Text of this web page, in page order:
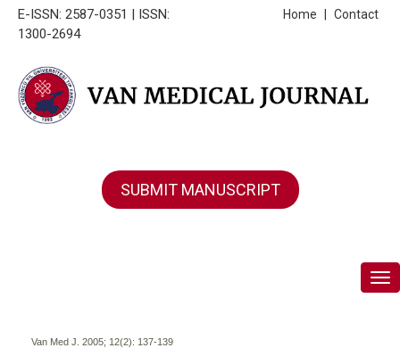
E-ISSN: 2587-0351 | ISSN:
1300-2694
Contact
Home
SUBMIT MANUSCRIPT
Van Med J. 2005; 12(2): 137-139